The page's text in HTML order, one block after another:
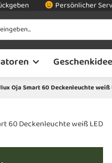
Persönlicher
Oja Smart 60 Deckenleuchte weiß